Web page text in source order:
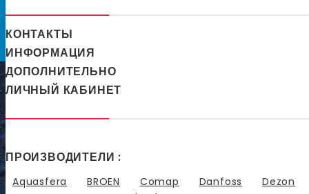
КОНТАКТЫ
ИНФОРМАЦИЯ
ДОПОЛНИТЕЛЬНО
ЛИЧНЫЙ КАБИНЕТ
ПРОИЗВОДИТЕЛИ :
Aquasfera BROEN Comap Danfoss
Dezon